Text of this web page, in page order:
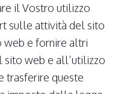
il Vostro utilizzo
sulle attività del sito
e fornire altri
web e all’utilizzo
trasferire queste